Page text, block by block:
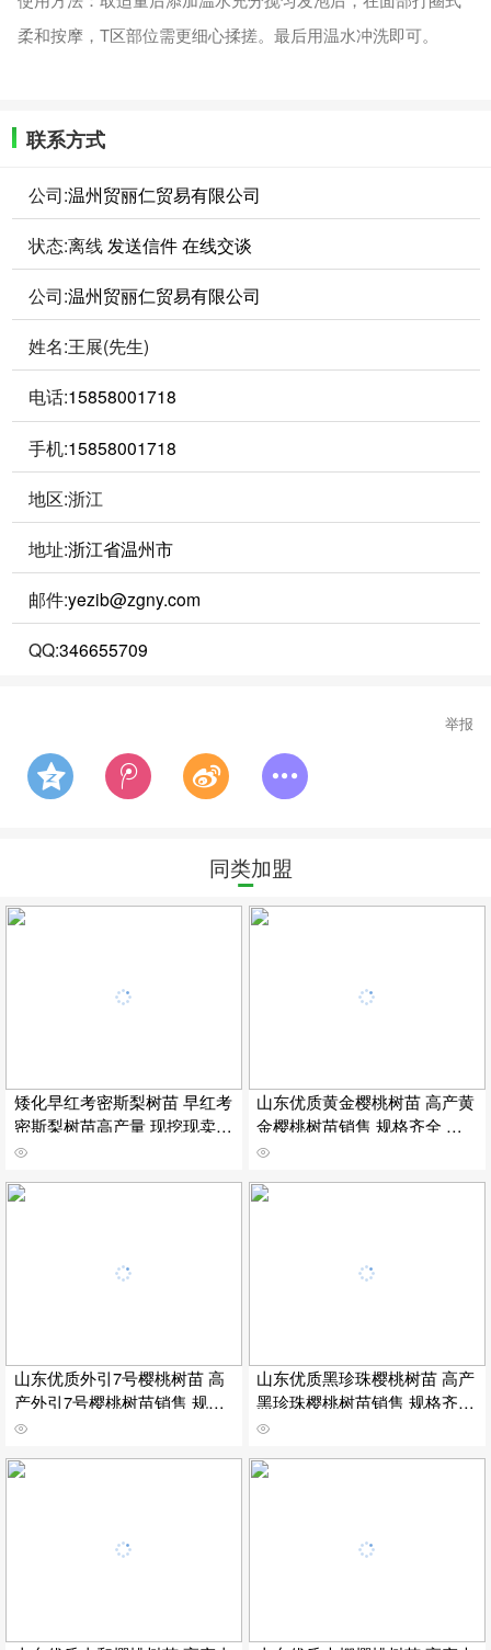
柔和按摩，T区部位需更细心揉搓。最后用温水冲洗即可。
联系方式
公司:温州贸丽仁贸易有限公司
状态:离线 发送信件在线交谈
公司:温州贸丽仁贸易有限公司
姓名:王展(先生)
电话:15858001718
手机:15858001718
地区:浙江
地址:浙江省温州市
邮件:yezib@zgny.com
QQ:346655709
举报
同类加盟
矮化早红考密斯梨树苗 早红考
密斯梨树苗高产量 现挖现卖早
红考密斯梨树苗保湿邮寄
山东优质黄金樱桃树苗 高产黄
金樱桃树苗销售 规格齐全 嫁
接黄金樱桃树苗挂牌保湿邮寄
山东优质外引7号樱桃树苗 高
产外引7号樱桃树苗销售 规格
齐全 嫁接外引7号樱桃树苗挂
山东优质黑珍珠樱桃树苗 高产
黑珍珠樱桃树苗销售 规格齐全
嫁接黑珍珠樱桃树苗挂牌保湿